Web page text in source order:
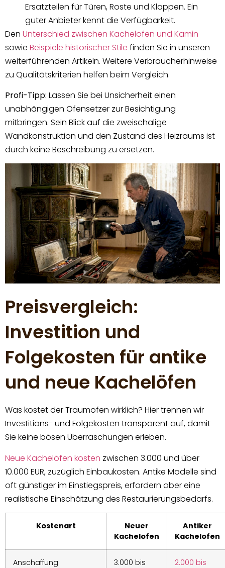
Ersatzteilen für Türen, Roste und Klappen. Ein
guter Anbieter kennt die Verfügbarkeit.
Den Unterschied zwischen Kachelofen und Kamin
sowie Beispiele historischer Stile finden Sie in unseren
weiterführenden Artikeln. Weitere Verbraucherhinweise
zu Qualitätskriterien helfen beim Vergleich.
Profi-Tipp: Lassen Sie bei Unsicherheit einen
unabhängigen Ofensetzer zur Besichtigung
mitbringen. Sein Blick auf die zweischalige
Wandkonstruktion und den Zustand des Heizraums ist
durch keine Beschreibung zu ersetzen.
Preisvergleich:
Investition und
Folgekosten für antike
und neue Kachelöfen
Was kostet der Traumofen wirklich? Hier trennen wir
Investitions- und Folgekosten transparent auf, damit
Sie keine bösen Überraschungen erleben.
Neue Kachelöfen kosten zwischen 3.000 und über
10.000 EUR, zuzüglich Einbaukosten. Antike Modelle sind
oft günstiger im Einstiegspreis, erfordern aber eine
realistische Einschätzung des Restaurierungsbedarfs.
Kostenart
Neuer
Kachelofen
Antiker
Kachelofen
Anschaffung 3.000 bis 2.000 bis